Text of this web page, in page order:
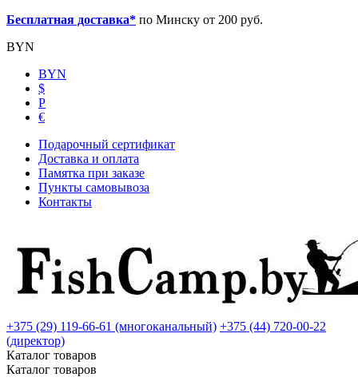
Бесплатная доставка* по Минску от 200 руб.
BYN
BYN
$
Р
€
Подарочный сертификат
Доставка и оплата
Памятка при заказе
Пункты самовывоза
Контакты
+375 (29) 119-66-61 (многоканальный) +375 (44) 720-00-22
(директор)
Каталог товаров
Каталог товаров